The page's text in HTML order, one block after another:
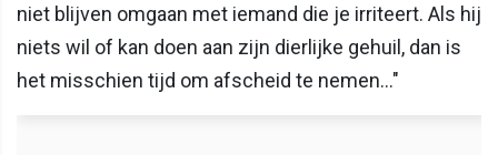
niet blijven omgaan met iemand die je irriteert. Als hij
niets wil of kan doen aan zijn dierlijke gehuil, dan is
het misschien tijd om afscheid te nemen…"